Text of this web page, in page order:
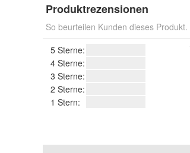
Produktrezensionen
So beurteilen Kunden dieses Produkt.
5 Sterne:
4 Sterne:
3 Sterne:
2 Sterne:
1 Stern: